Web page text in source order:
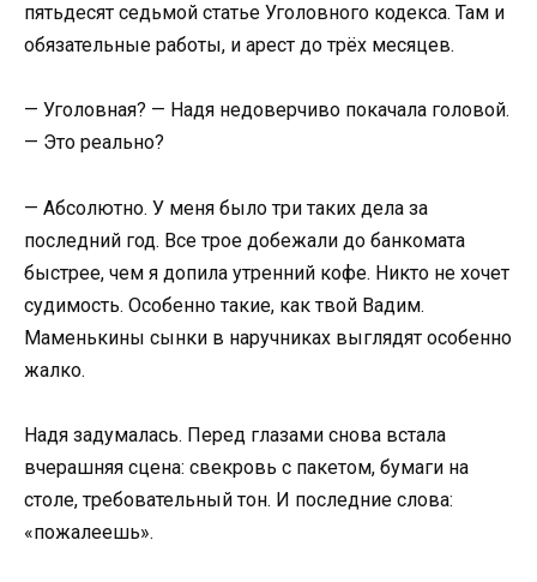
пятьдесят седьмой статье Уголовного кодекса. Там и
обязательные работы, и арест до трёх месяцев.
— Уголовная? — Надя недоверчиво покачала головой.
— Это реально?
— Абсолютно. У меня было три таких дела за
последний год. Все трое добежали до банкомата
быстрее, чем я допила утренний кофе. Никто не хочет
судимость. Особенно такие, как твой Вадим.
Маменькины сынки в наручниках выглядят особенно
жалко.
Надя задумалась. Перед глазами снова встала
вчерашняя сцена: свекровь с пакетом, бумаги на
столе, требовательный тон. И последние слова:
«пожалеешь».